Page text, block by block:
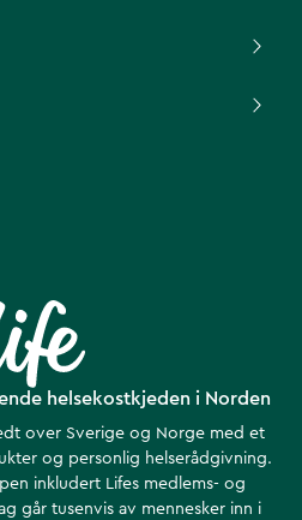
helsekostkjeden i Norden
over Sverige og Norge med et
og personlig helserådgivning.
inkludert Lifes medlems- og
går tusenvis av mennesker inn i